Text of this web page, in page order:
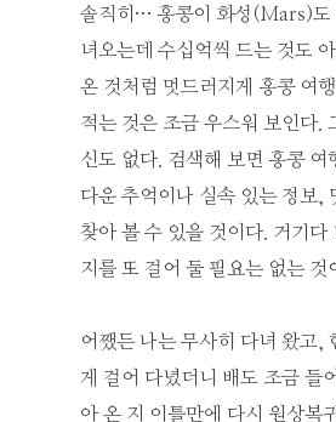
솔직히… 홍콩이 화성(Mars)도
녀오는데 수십억씩 드는 것도
온 것처럼 멋드러지게 홍콩 여
적는 것은 조금 우스워 보인다.
신도 없다. 검색해 보면 홍콩 여
다운 추억이나 실속 있는 정보,
찾아 볼 수 있을 것이다. 거기다
지를 또 걸어 둘 필요는 없는 것
어쨌든 나는 무사히 다녀 왔고,
게 걸어 다녔더니 배도 조금 들
아 온 지 이틀만에 다시 원상복